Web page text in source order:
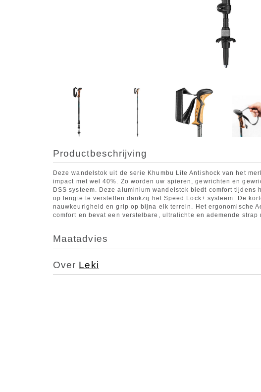
Productbeschrijving
Deze wandelstok uit de serie Khumbu Lite Antishock van het
impact met wel 40%. Zo worden uw spieren, gewrichten en
DSS systeem. Deze aluminium wandelstok biedt comfort tijdens
op lengte te verstellen dankzij het Speed Lock+ systeem. De
nauwkeurigheid en grip op bijna elk terrein. Het ergonomische
comfort en bevat een verstelbare, ultralichte en ademende
Maatadvies
Over Leki